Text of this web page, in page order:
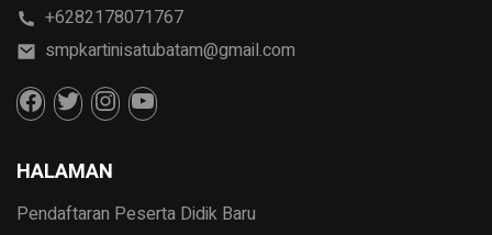
+6282178071767
smpkartinisatubatam@gmail.com
HALAMAN
Pendaftaran Peserta Didik Baru